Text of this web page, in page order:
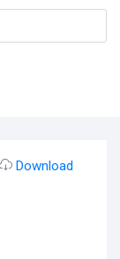
Download